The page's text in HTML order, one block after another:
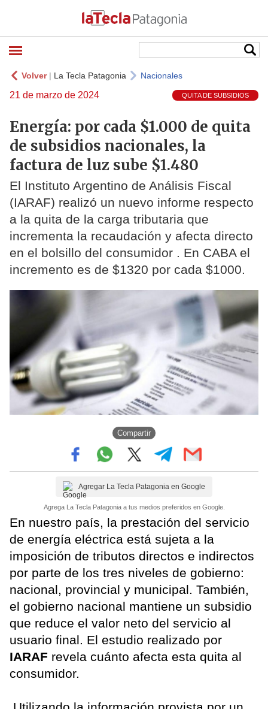
Volver| La Tecla Patagonia Nacionales
21 de marzo de 2024 QUITA DE SUBSIDIOS
Energía: por cada $1.000 de quita
de subsidios nacionales, la
factura de luz sube $1.480
El Instituto Argentino de Análisis Fiscal
(IARAF) realizó un nuevo informe respecto
a la quita de la carga tributaria que
incrementa la recaudación y afecta directo
en el bolsillo del consumidor . En CABA el
incremento es de $1320 por cada $1000.
Compartir
Agregar La Tecla Patagonia en Google
Agrega La Tecla Patagonia a tus medios preferidos en Google.
En nuestro país, la prestación del servicio
de energía eléctrica está sujeta a la
imposición de tributos directos e indirectos
por parte de los tres niveles de gobierno:
nacional, provincial y municipal. También,
el gobierno nacional mantiene un subsidio
que reduce el valor neto del servicio al
usuario final. El estudio realizado por
IARAF revela cuánto afecta esta quita al
consumidor.